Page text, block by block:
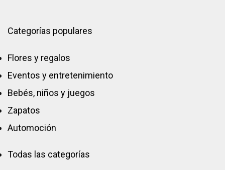
Categorías populares
Flores y regalos
Eventos y entretenimiento
Bebés, niños y juegos
Zapatos
Automoción
Todas las categorías